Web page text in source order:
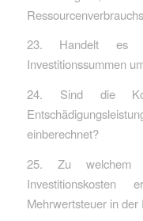
23. Handelt es
Investitionssummen
24. Sind die
einberechnet?
25. Zu welchem
Mehrwertsteuer in der